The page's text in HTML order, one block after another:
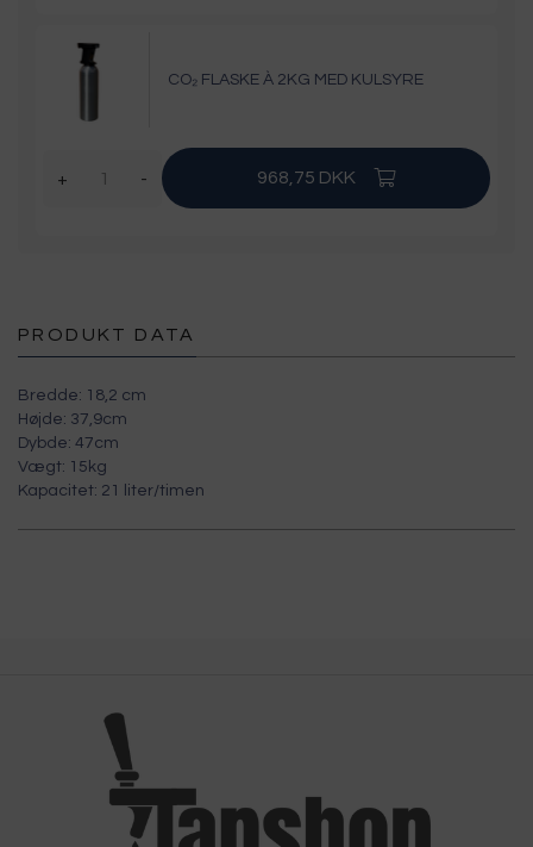
CO₂ FLASKE À 2KG MED KULSYRE
+ - 968,75 DKK
PRODUKT DATA
Bredde: 18,2 cm
Højde: 37,9cm
Dybde: 47cm
Vægt: 15kg
Kapacitet: 21 liter/timen